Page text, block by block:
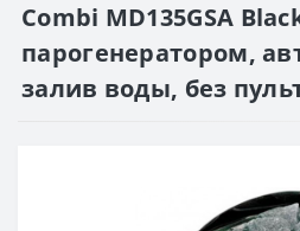
Combi MD135GSA
парогенератором,
залив воды, без